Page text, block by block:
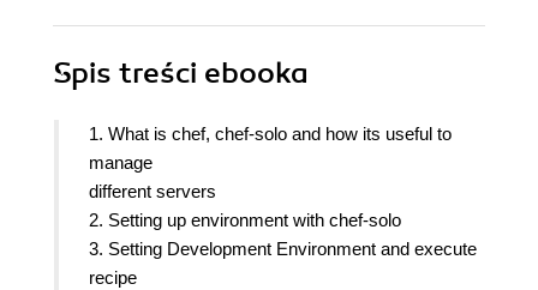
Spis treści ebooka
1. What is chef, chef-solo and how its useful to
manage
different servers
2. Setting up environment with chef-solo
3. Setting Development Environment and execute
recipe